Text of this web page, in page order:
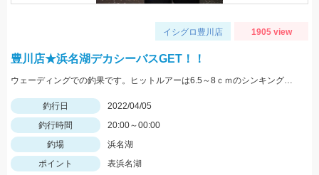
イシグロ豊川店 1905 view
豊川店★浜名湖デカシーバスGET！！
ウェーディングでの釣果です。ヒットルアーは6.5～8ｃｍのシンキングペンシルやミノー！
釣行日
2022/04/05
釣行時間
20:00～00:00
釣場
浜名湖
ポイント
表浜名湖